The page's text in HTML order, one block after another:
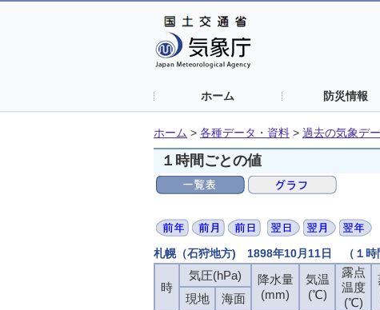
ホーム 防災情報
ホーム > 各種データ・資料 > 過去の気象デ
１時間ごとの値
札幌（石狩地方) 1898年10月11日 （１時
時
気圧(hPa)
降水量
(mm)
気温
(℃)
露点
温度
(℃)
現地 海面